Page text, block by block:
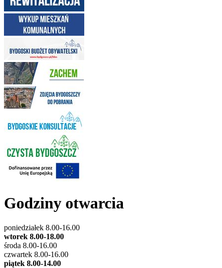
Godziny otwarcia
poniedziałek 8.00-16.00
wtorek 8.00-18.00
środa 8.00-16.00
czwartek 8.00-16.00
piątek 8.00-14.00